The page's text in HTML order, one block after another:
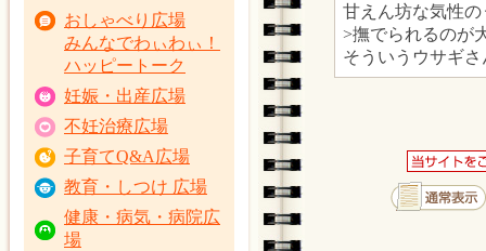
おしゃべり広場
みんなでわぃわぃ！
ハッピートーク
妊娠・出産広場
不妊治療広場
子育てQ&A広場
教育・しつけ 広場
健康・病気・病院広
場
甘えん坊な気性
>撫でられるのが
そういうウサギ